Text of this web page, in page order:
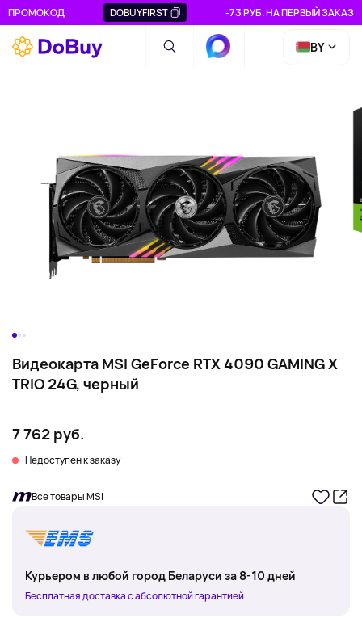
ПРОМОКОД DOBUYFIRST -73 РУБ. НА ПЕРВЫЙ ЗАКАЗ
BY
Видеокарта MSI GeForce RTX 4090 GAMING X
TRIO 24G, черный
7 762 руб.
Недоступен к заказу
Все товары MSI
Курьером в любой город Беларуси за 8-10 дней
Бесплатная доставка с абсолютной гарантией